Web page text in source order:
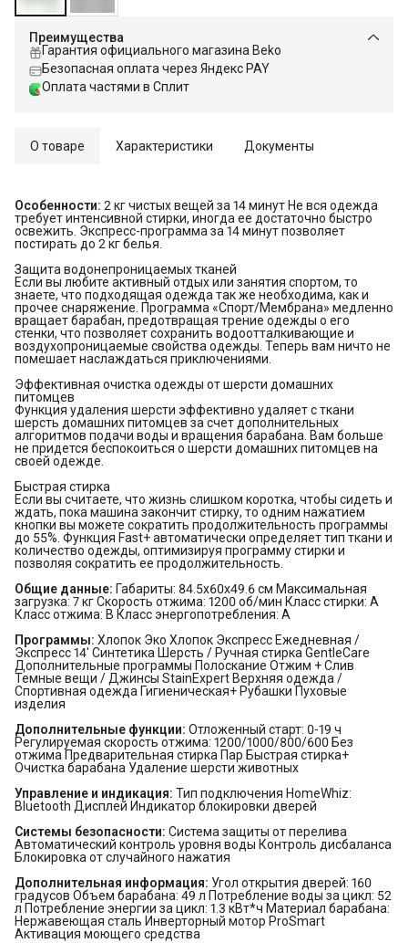
Преимущества
Гарантия официального магазина Beko
Безопасная оплата через Яндекс PAY
Оплата частями в Сплит
О товаре Характеристики Документы
Особенности: 2 кг чистых вещей за 14 минут Не вся одежда
требует интенсивной стирки, иногда ее достаточно быстро
освежить. Экспресс-программа за 14 минут позволяет
постирать до 2 кг белья.
Защита водонепроницаемых тканей
Если вы любите активный отдых или занятия спортом, то
знаете, что подходящая одежда так же необходима, как и
прочее снаряжение. Программа «Спорт/Мембрана» медленно
вращает барабан, предотвращая трение одежды о его
стенки, что позволяет сохранить водоотталкивающие и
воздухопроницаемые свойства одежды. Теперь вам ничто не
помешает наслаждаться приключениями.
Эффективная очистка одежды от шерсти домашних
питомцев
Функция удаления шерсти эффективно удаляет с ткани
шерсть домашних питомцев за счет дополнительных
алгоритмов подачи воды и вращения барабана. Вам больше
не придется беспокоиться о шерсти домашних питомцев на
своей одежде.
Быстрая стирка
Если вы считаете, что жизнь слишком коротка, чтобы сидеть и
ждать, пока машина закончит стирку, то одним нажатием
кнопки вы можете сократить продолжительность программы
до 55%. Функция Fast+ автоматически определяет тип ткани и
количество одежды, оптимизируя программу стирки и
позволяя сократить ее продолжительность.
Общие данные: Габариты: 84.5x60x49.6 см Максимальная
загрузка: 7 кг Скорость отжима: 1200 об/мин Класс стирки: A
Класс отжима: B Класс энергопотребления: A
Программы: Хлопок Эко Хлопок Экспресс Ежедневная /
Экспресс 14' Синтетика Шерсть / Ручная стирка GentleCare
Дополнительные программы Полоскание Отжим + Слив
Темные вещи / Джинсы StainExpert Верхняя одежда /
Спортивная одежда Гигиеническая+ Рубашки Пуховые
изделия
Дополнительные функции: Отложенный старт: 0-19 ч
Регулируемая скорость отжима: 1200/1000/800/600 Без
отжима Предварительная стирка Пар Быстрая стирка+
Очистка барабана Удаление шерсти животных
Управление и индикация: Тип подключения HomeWhiz:
Bluetooth Дисплей Индикатор блокировки дверей
Системы безопасности: Система защиты от перелива
Автоматический контроль уровня воды Контроль дисбаланса
Блокировка от случайного нажатия
Дополнительная информация: Угол открытия дверей: 160
градусов Объем барабана: 49 л Потребление воды за цикл: 52
л Потребление энергии за цикл: 1.3 кВт*ч Материал барабана:
Нержавеющая сталь Инверторный мотор ProSmart
Активация моющего средства